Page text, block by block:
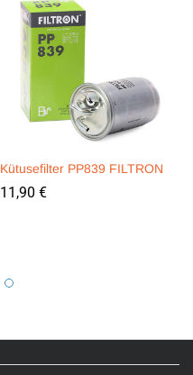
Kütusefilter PP839 FILTRON
11,90 €